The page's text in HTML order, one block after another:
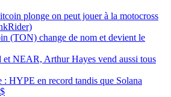
plonge on peut jouer à la motocross
(TON) change de nom et devient le
NEAR, Arthur Hayes vend aussi tous
: HYPE en record tandis que Solana